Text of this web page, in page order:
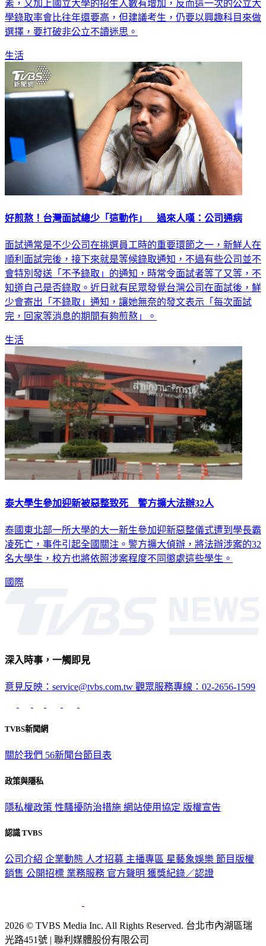
素，又加上國立大學的招生人數有增加，反而這一次的公立大
學錄取率會比往年還要高，但建議考生，仍要以興趣科目來做
選擇，要打破非公立不讀迷思。
生活
好煎熬！台灣面試總少「這動作」 過來人嘆：公司通病
面試通常是不少公司在挑選員工時的重要環節之一，新鮮人在
順利面試完後，接下來就是等候錄取通知，不過有些公司並不
會特別發送「不予錄取」的通知，時常令面試者等了又等，不
知道自己是否錄取。近日就有民眾發覺台灣公司在面試後，鮮
少會寄出「不錄取」通知，讓她無奈的發文表示「每次面試
完，回家等消息的期間有夠煎熬」。
生活
泰大學生參加迎新被惡整致死 警方擴大法辦32人
泰國東北部一所大學的大一新生參加迎新惡整儀式遭到學長霸
凌死亡，事件引起全國關注。警方擴大偵辦，將法辦涉案的32
名大學生，校方也將依照涉案程度不同懲處這些學生。
國際
深入時事，一觸即見
意見反映：service@tvbs.com.tw 觀眾服務專線：02-2656-1599
TVBS新聞網
關於我們 56新聞台節目表
政策與隱私
隱私權政策 性騷擾防治措施 網站使用協定 版權宣告
認識 TVBS
公司介紹 企業動態 人才招募 主播專區 星藝象娛樂 節目版權
銷售 公開招標 業務服務 官方聲明 獲獎紀錄／認證
2026 © TVBS Media Inc. All Rights Reserved. 台北市內湖區瑞
光路451號 | 聯利媒體股份有限公司